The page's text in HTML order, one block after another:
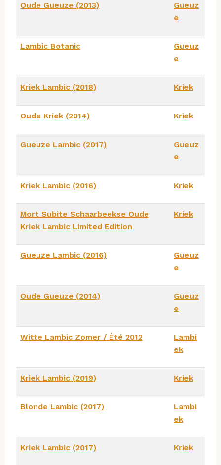
Oude Gueuze (2013)
Gueuz
e
Lambic Botanic
Gueuz
e
Kriek Lambic (2018) Kriek
Oude Kriek (2014) Kriek
Gueuze Lambic (2017)
Gueuz
e
Kriek Lambic (2016) Kriek
Mort Subite Schaarbeekse Oude
Kriek Lambic Limited Edition
Kriek
Gueuze Lambic (2016)
Gueuz
e
Oude Gueuze (2014)
Gueuz
e
Witte Lambic Zomer / Été 2012
Lambi
ek
Kriek Lambic (2019) Kriek
Blonde Lambic (2017)
Lambi
ek
Kriek Lambic (2017) Kriek